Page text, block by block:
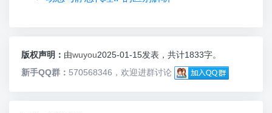
版权声明： 由wuyou2025-01-15发表，共计1833字。
新手QQ群： 570568346，欢迎进群讨论